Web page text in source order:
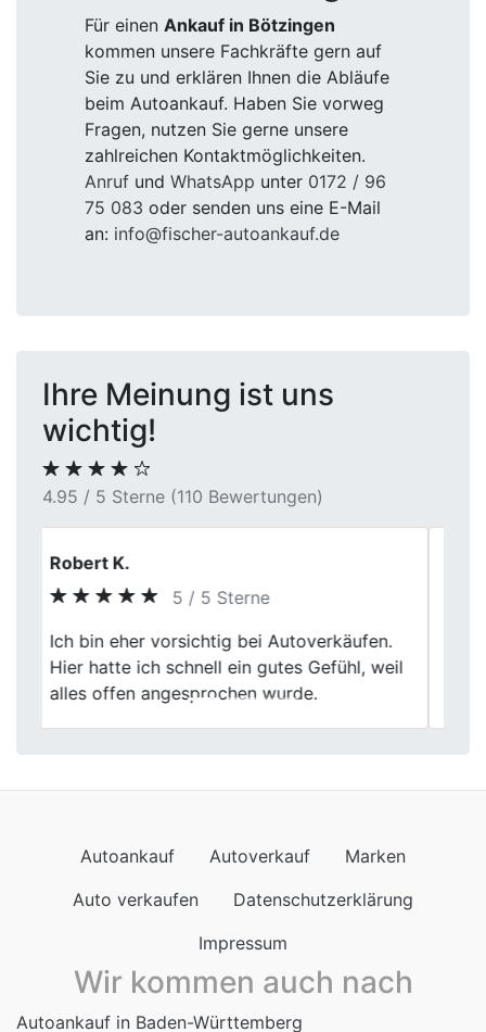
Für einen Ankauf in Bötzingen
kommen unsere Fachkräfte gern auf
Sie zu und erklären Ihnen die Abläufe
beim Autoankauf. Haben Sie vorweg
Fragen, nutzen Sie gerne unsere
zahlreichen Kontaktmöglichkeiten.
Anruf und WhatsApp unter 0172 / 96
75 083 oder senden uns eine E-Mail
an: info@fischer-autoankauf.de
Ihre Meinung ist uns
wichtig!
4.95 / 5 Sterne (110 Bewertungen)
Patrick S.
5 / 5 Sterne
Autoankauf lief ruhig und ohne Druck.
Kilometerstand und Ausstattung wurden
sauber eingeordnet.
Previous
Autoankauf Autoverkauf
Marken
Auto verkaufen
Datenschutzerklärung
Impressum
Wir kommen auch nach
Autoankauf in Baden-Württemberg